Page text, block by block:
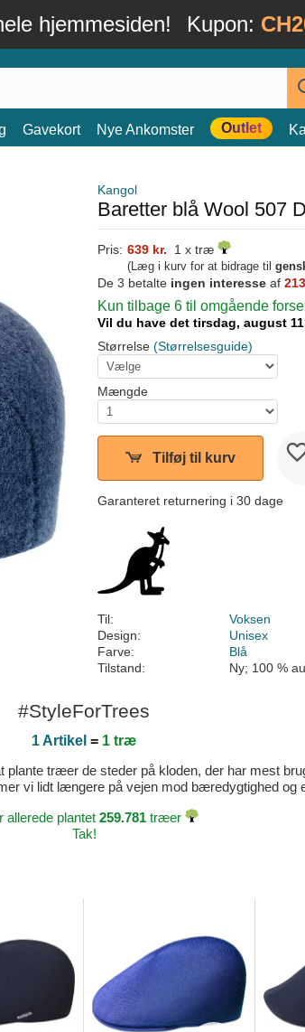
hjemmesiden! Kupon:
Gavekort Nye Ankomster Outlet
Kangol
Baretter blå Wool 507
Pris: 639 kr. 1 x træ
(Læg i kurv for at bidrage til
De 3 betalte ingen interesse af
Kun tilbage 6 til omgående
Vil du have det tirsdag, august
Størrelse (Størrelsesguide)
Mængde
Tilføj til kurv
Garanteret returnering i 30 dage
Til:
Voksen
Design:
Unisex
Farve:
Blå
Tilstand:
Ny; 100 %
#StyleForTrees
1 Artikel = 1 træ
træer de steder på kloden, der har mest
vi lidt længere på vejen mod bæredygtighed og
allerede plantet 259.781 træer
Tak!